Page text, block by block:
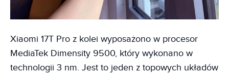
Xiaomi 17T Pro z kolei wyposażono w procesor
MediaTek Dimensity 9500, który wykonano w
technologii 3 nm. Jest to jeden z topowych układów